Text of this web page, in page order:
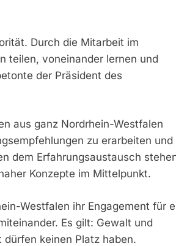
Durch die Mitarbeit im
teilen, voneinander lernen und
der Präsident des
aus ganz Nordrhein-Westfalen
zu erarbeiten und
dem Erfahrungsaustausch
Konzepte im Mittelpunkt.
Westfalen ihr Engagement für
Es gilt: Gewalt und
keinen Platz haben.